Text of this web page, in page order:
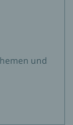
und